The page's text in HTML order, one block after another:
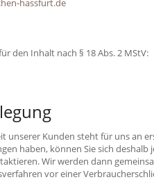
hassfurt.de
den Inhalt nach § 18 Abs. 2 MStV:
unserer Kunden steht für uns an
haben, können Sie sich
Wir werden dann
vor einer